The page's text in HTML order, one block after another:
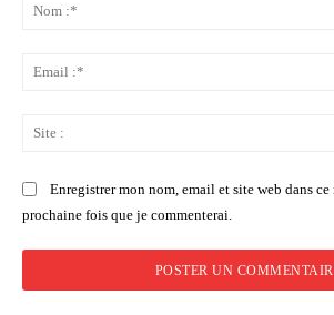
Enregistrer mon nom, email et site web dans
prochaine fois que je commenterai.